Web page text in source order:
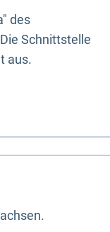
des
Schnittstelle
aus.